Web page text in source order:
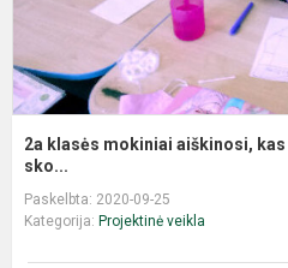
2a klasės mokiniai aiškinosi,
sko...
Paskelbta: 2020-09-25
Kategorija: Projektinė veikla